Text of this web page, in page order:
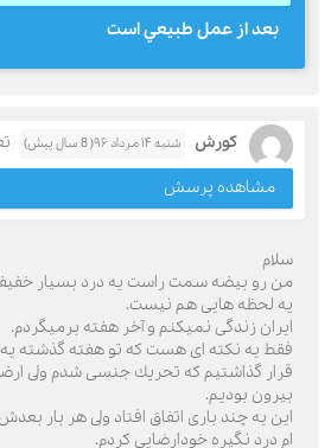
بعد از عمل طبيعي است
كورش شنبه ۱۴ مرداد ۹۶( 8 سال پیش)
مشاهده پرسش
سلام
من رو بيضه سمت راست يه درد بسيار
يه لحظه هايى هم نيست.
ايران زندگى نميكنم و آخر هفته برميگردم.
فقط يه نكته اى هست كه تو هفته گذشته يه
قرار گذاشتيم كه تحريك جنسى شدم ولى
بيرون بوديم.
اين يه چند بارى اتفاق افتاد ولى هر بار
ام درد نگيره خودارضايى كردم.